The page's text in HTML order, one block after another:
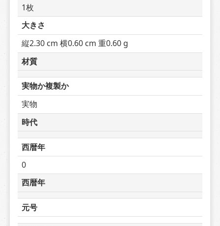
1枚
大きさ
縦2.30 cm 横0.60 cm 重0.60 g
材質
実物か複製か
実物
時代
西暦年
0
西暦年
元号